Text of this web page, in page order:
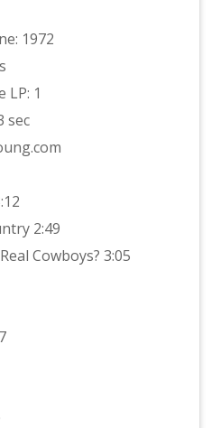
1972
LP: 1
sec
2:49
Cowboys? 3:05